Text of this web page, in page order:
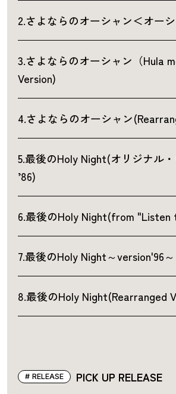
2.さよならのオーシャン＜オー
3.さよならのオーシャン（Hula
Version)
4.さよならのオーシャン
5.最後のHoly Night(オリジナル
’86)
6.最後のHoly Night(from
7.最後のHoly Night～version'96～
8.最後のHoly Night(Rearranged
PICK UP RELEASE
RELEASE